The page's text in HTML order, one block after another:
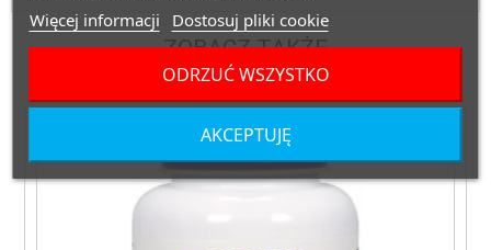
ZOBACZ TAKŻE
Więcej informacji Dostosuj pliki cookie
ODRZUĆ WSZYSTKO
AKCEPTUJĘ